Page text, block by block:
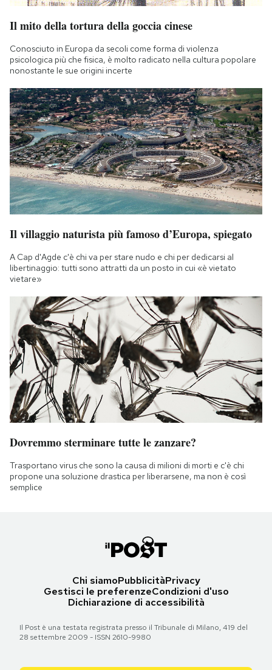
Il mito della tortura della goccia cinese
Conosciuto in Europa da secoli come forma di violenza
psicologica più che fisica, è molto radicato nella cultura popolare
nonostante le sue origini incerte
Il villaggio naturista più famoso d’Europa, spiegato
A Cap d'Agde c'è chi va per stare nudo e chi per dedicarsi al
libertinaggio: tutti sono attratti da un posto in cui «è vietato
vietare»
Dovremmo sterminare tutte le zanzare?
Trasportano virus che sono la causa di milioni di morti e c'è chi
propone una soluzione drastica per liberarsene, ma non è così
semplice
Chi siamoPubblicitàPrivacy
Gestisci le preferenzeCondizioni d'uso
Dichiarazione di accessibilità
Il Post è una testata registrata presso il Tribunale di Milano, 419 del
28 settembre 2009 - ISSN 2610-9980